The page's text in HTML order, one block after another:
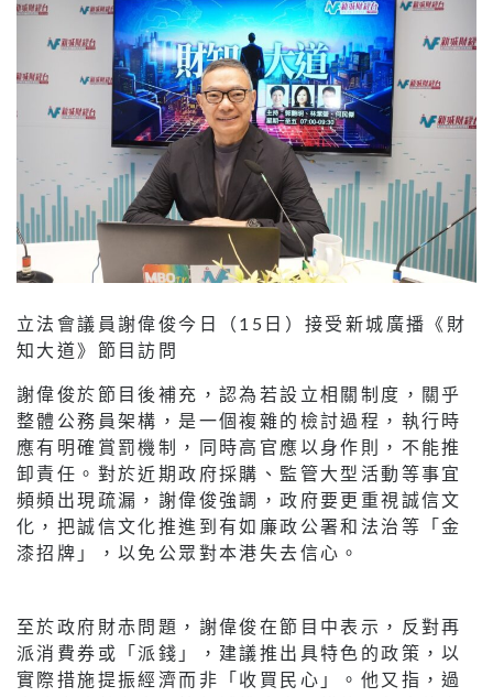
立法會議員謝偉俊今日（15日）接受新城廣播《財
知大道》節目訪問
謝偉俊於節目後補充，認為若設立相關制度，關乎
整體公務員架構，是一個複雜的檢討過程，執行時
應有明確賞罰機制，同時高官應以身作則，不能推
卸責任。對於近期政府採購、監管大型活動等事宜
頻頻出現疏漏，謝偉俊強調，政府要更重視誠信文
化，把誠信文化推進到有如廉政公署和法治等「金
漆招牌」，以免公眾對本港失去信心。
至於政府財赤問題，謝偉俊在節目中表示，反對再
派消費券或「派錢」，建議推出具特色的政策，以
實際措施提振經濟而非「收買民心」。他又指，過